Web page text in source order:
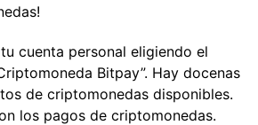
cuenta personal eligiendo el
Bitpay”. Hay docenas
de criptomonedas disponibles.
los pagos de criptomonedas.